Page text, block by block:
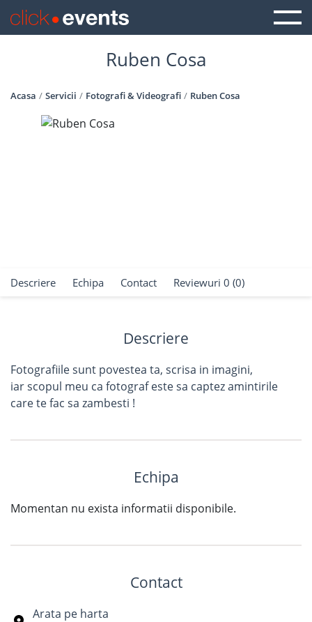
Ruben Cosa
Acasa Servicii Fotografi & Videografi Ruben Cosa
Descriere Echipa Contact Reviewuri 0 (0)
Descriere
Fotografiile sunt povestea ta, scrisa in imagini,
iar scopul meu ca fotograf este sa captez amintirile
care te fac sa zambesti !
Echipa
Momentan nu exista informatii disponibile.
Contact
Arata pe harta